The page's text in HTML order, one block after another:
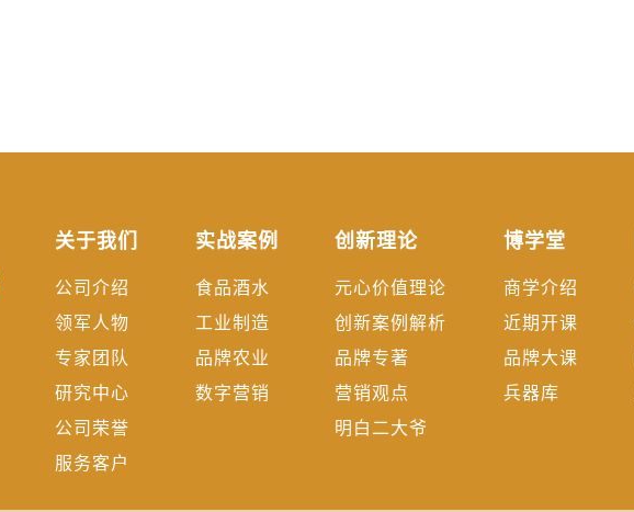
关于我们
公司介绍
领军人物
专家团队
研究中心
公司荣誉
服务客户
实战案例
食品酒水
工业制造
品牌农业
数字营销
创新理论
元心价值理论
创新案例解析
品牌专著
营销观点
明白二大爷
博学堂
商学介绍
近期开课
品牌大课
兵器库